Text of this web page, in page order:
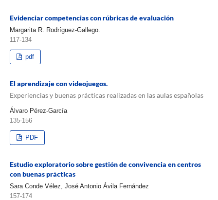
Evidenciar competencias con rúbricas de evaluación
Margarita R. Rodríguez-Gallego.
117-134
pdf
El aprendizaje con videojuegos.
Experiencias y buenas prácticas realizadas en las aulas españolas
Álvaro Pérez-García
135-156
PDF
Estudio exploratorio sobre gestión de convivencia en centros
con buenas prácticas
Sara Conde Vélez, José Antonio Ávila Fernández
157-174